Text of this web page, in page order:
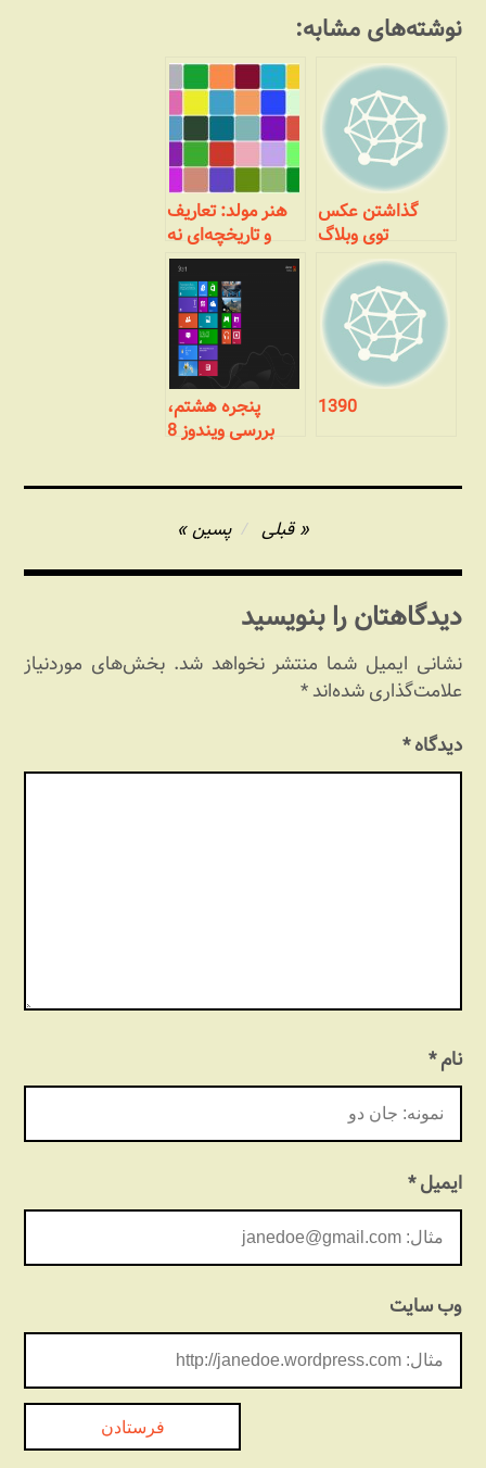
نوشته‌های مشابه:
گذاشتن عکس
توی وبلاگ
هنر مولد: تعاریف
و تاریخچه‌ای نه
چندان مختصر
1390 پنجره هشتم،
بررسی ویندوز 8
نصب
نوشته
قبلی پسین
دیدگاهتان را بنویسید
نشانی ایمیل شما منتشر نخواهد شد. بخش‌های موردنیاز
علامت‌گذاری شده‌اند*
دیدگاه*
نام*
ایمیل*
وب‌ سایت